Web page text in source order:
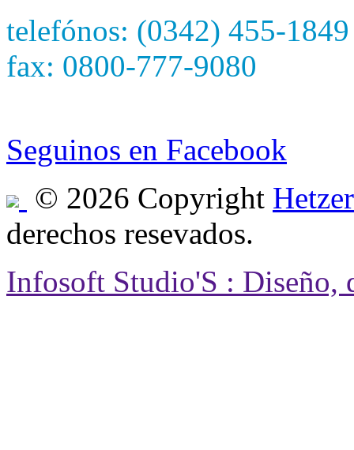
telefónos: (0342) 455-
fax: 0800-777-9080
Seguinos en Facebook
© 2026 Copyright
derechos resevados.
Infosoft Studio'S : Diseño,